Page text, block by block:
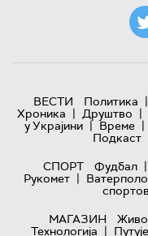
ВЕСТИ Политика |
Хроника | Друштво |
у Украјини | Време |
Подкаст
СПОРТ
Фудбал |
Рукомет | Ватерполо
МАГАЗИН
Технологијa |